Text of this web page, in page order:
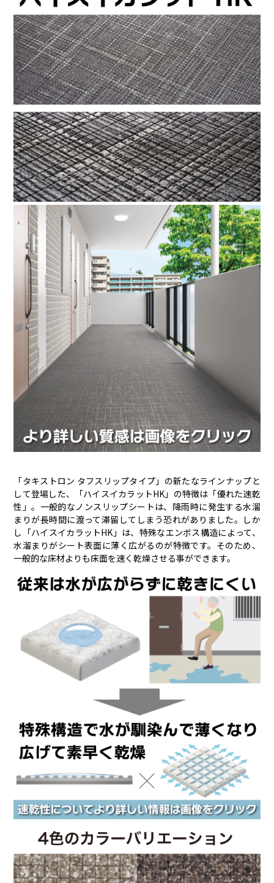
「タキストロン タフスリップタイプ」の新たなラインナップと
して登場した、「ハイスイカラットHK」の特徴は「優れた速乾
性」。一般的なノンスリップシートは、降雨時に発生する水溜
まりが長時間に渡って滞留してしまう恐れがありました。しか
し「ハイスイカラットHK」は、特殊なエンボス構造によって、
水溜まりがシート表面に薄く広がるのが特徴です。そのため、
一般的な床材よりも床面を速く乾燥させる事ができます。